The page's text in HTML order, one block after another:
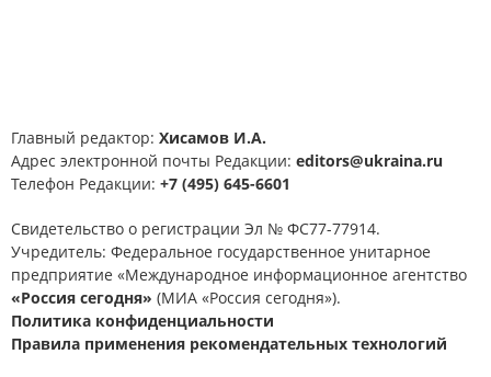
Главный редактор: Хисамов И.А.
Адрес электронной почты Редакции: editors@ukraina.ru
Телефон Редакции: +7 (495) 645-6601
Свидетельство о регистрации Эл № ФС77-77914.
Учредитель: Федеральное государственное унитарное
предприятие «Международное информационное агентство
«Россия сегодня» (МИА «Россия сегодня»).
Политика конфиденциальности
Правила применения рекомендательных технологий